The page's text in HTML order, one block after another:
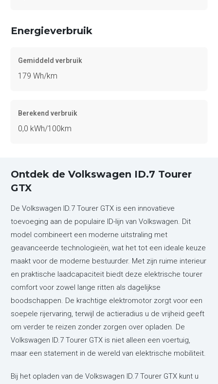
Energieverbruik
Gemiddeld verbruik
179 Wh/km
Berekend verbruik
0,0 kWh/100km
Ontdek de Volkswagen ID.7 Tourer
GTX
De Volkswagen ID.7 Tourer GTX is een innovatieve
toevoeging aan de populaire ID-lijn van Volkswagen. Dit
model combineert een moderne uitstraling met
geavanceerde technologieën, wat het tot een ideale keuze
maakt voor de moderne bestuurder. Met zijn ruime interieur
en praktische laadcapaciteit biedt deze elektrische tourer
comfort voor zowel lange ritten als dagelijkse
boodschappen. De krachtige elektromotor zorgt voor een
soepele rijervaring, terwijl de actieradius u de vrijheid geeft
om verder te reizen zonder zorgen over opladen. De
Volkswagen ID.7 Tourer GTX is niet alleen een voertuig,
maar een statement in de wereld van elektrische mobiliteit.
Bij het opladen van de Volkswagen ID.7 Tourer GTX kunt u